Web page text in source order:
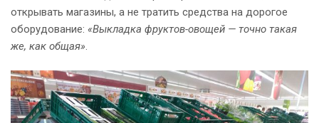
открывать магазины, а не тратить средства на дорогое
оборудование: «Выкладка фруктов-овощей — точно такая
же, как общая».